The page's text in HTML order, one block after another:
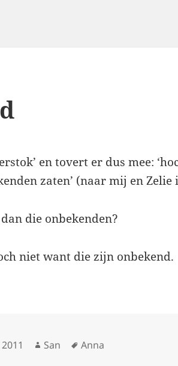
en tovert er dus mee:
zaten’ (naar mij en Zelie
die onbekenden?
niet want die zijn onbekend.
Auteur
San Tags
Anna